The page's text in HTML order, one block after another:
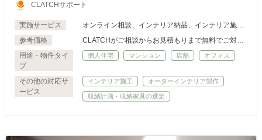
CLATCHサポート
実施サービス
オンライン相談、インテリア納品、インテリア施
工・組立・設置、パース(3DCG）作成
参考価格
CLATCHがご相談からお見積もりまで無料でご対応
いたします。プロユーザー様には特別価格にてお見
積もり。必要に応じてご納品まで承ります。
用途・物件タイ
プ
個人住宅 マンション 店舗 オフィス
その他の対応サ
ービス
インテリア施工 オーダーインテリア製作
収納計画・収納家具の選定